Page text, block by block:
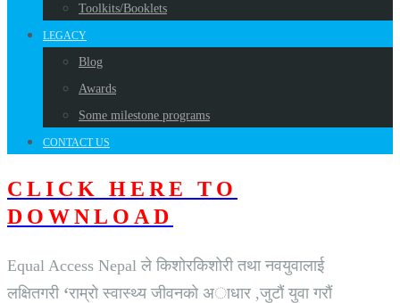
Toolkits/Booklets
LEGACY
Blog
Awards
Some milestone programs
CONTACT US
CLICK HERE TO
DOWNLOAD
Equal Access Nepal ले किशोरकिशोरी तथा नवयुवालाई
लक्षितगरी‘राम्राे स्वास्थ्य जीवनकाे अाधार ,जुटाैं युवा गराैं